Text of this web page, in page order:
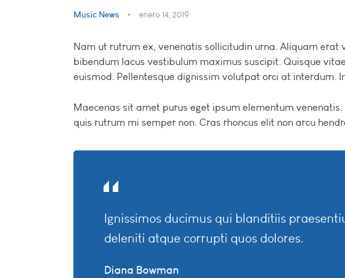
Music News enero 14, 2019
Nam ut rutrum ex, venenatis sollicitudin urna. Aliquam erat
bibendum lacus vestibulum maximus suscipit. Quisque
euismod. Pellentesque dignissim volutpat orci at interdum.
Maecenas sit amet purus eget ipsum elementum
quis rutrum mi semper non. Cras rhoncus elit non arcu
Ignissimos ducimus qui blanditiis
deleniti atque corrupti quos dolores.
Diana Bowman